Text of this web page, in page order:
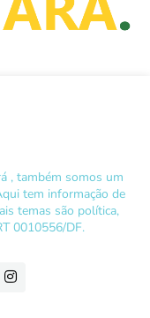
, também somos um
tem informação de
temas são política,
0010556/DF.